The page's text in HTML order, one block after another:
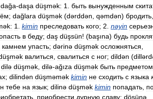
dağa-daşa düşmək: 1 быть вынужденным
; dağlara düşmək (dərddən qəmdən) бродить
1 kimin преследовать кого; 2 nəyin
в беду; daş düşsün! (başına) будь
камнем упасть; dərinə düşmək осложняться
валиться свалиться с ног; dildən (
dilə düşmək dilə-ağıza düşmək быть предметом
; dilindən düşməmək kimin не сходить с языка
тебе на язык; dilinə düşmək kimin попадать
приобрести дурную славу; döşünə